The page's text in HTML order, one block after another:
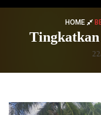
navigation
HOME